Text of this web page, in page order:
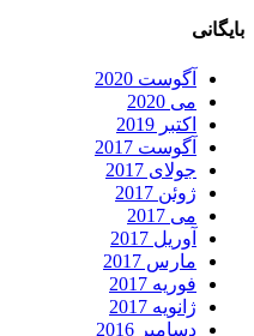
بایگانی
آگوست 2020
می 2020
اکتبر 2019
آگوست 2017
جولای 2017
ژوئن 2017
می 2017
آوریل 2017
مارس 2017
فوریه 2017
ژانویه 2017
دسامبر 2016